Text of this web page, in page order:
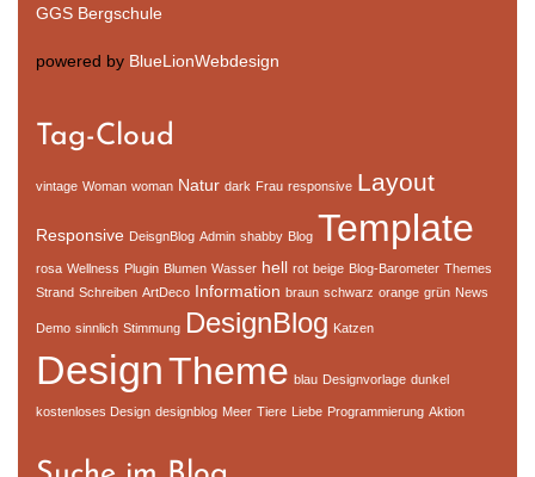
GGS Bergschule
powered by BlueLionWebdesign
Tag-Cloud
vintage Woman woman Natur dark Frau responsive Layout
Responsive DeisgnBlog Admin shabby Blog Template
rosa Wellness Plugin Blumen Wasser hell rot beige Blog-Barometer Themes
Strand Schreiben ArtDeco Information braun schwarz orange grün News
Demo sinnlich Stimmung DesignBlog Katzen
DesignTheme blau Designvorlage dunkel
kostenloses Design designblog Meer Tiere Liebe Programmierung Aktion